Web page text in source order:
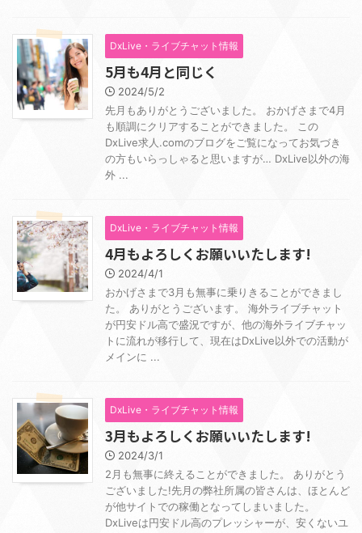
DxLive・ライブチャット情報
5月も4月と同じく
2024/5/2
先月もありがとうございました。 おかげさまで4月
も順調にクリアすることができました。 この
DxLive求人.comのブログをご覧になってお気づき
の方もいらっしゃると思いますが… DxLive以外の海
外 ...
DxLive・ライブチャット情報
4月もよろしくお願いいたします!
2024/4/1
おかげさまで3月も無事に乗りきることができまし
た。 ありがとうございます。 海外ライブチャット
が円安ドル高で盛況ですが、他の海外ライブチャッ
トに流れが移行して、現在はDxLive以外での活動が
メインに ...
DxLive・ライブチャット情報
3月もよろしくお願いいたします!
2024/3/1
2月も無事に終えることができました。 ありがとう
ございました!先月の弊社所属の皆さんは、ほとんど
が他サイトでの稼働となってしまいました。
DxLiveは円安ドル高のプレッシャーが、安くないユ